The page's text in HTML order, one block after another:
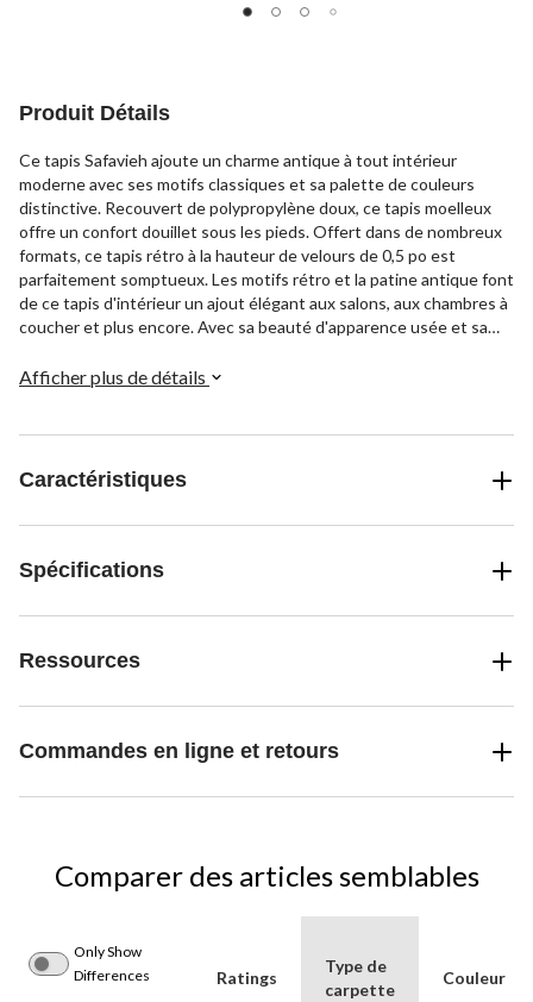
Produit Détails
Ce tapis Safavieh ajoute un charme antique à tout intérieur
moderne avec ses motifs classiques et sa palette de couleurs
distinctive. Recouvert de polypropylène doux, ce tapis moelleux
offre un confort douillet sous les pieds. Offert dans de nombreux
formats, ce tapis rétro à la hauteur de velours de 0,5 po est
parfaitement somptueux. Les motifs rétro et la patine antique font
de ce tapis d'intérieur un ajout élégant aux salons, aux chambres à
coucher et plus encore. Avec sa beauté d'apparence usée et sa
sophistiquée pour tous les styles de décoration.
Afficher plus de détails
Caractéristiques
Spécifications
Ressources
Commandes en ligne et retours
Comparer des articles semblables
Only Show
Differences
Ratings
Type de
carpette
Couleur